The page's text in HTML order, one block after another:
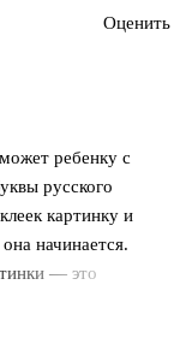
ребенку с
русского
картинку и
начинается.
— это
А клеить
Оценить